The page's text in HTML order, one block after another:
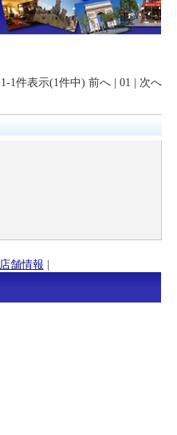
1-1件表示(1件中) 前へ | 01 | 次へ
店舗情報 |